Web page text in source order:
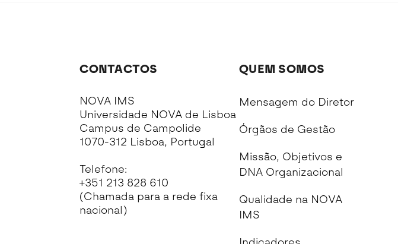
CONTACTOS
NOVA IMS
Universidade NOVA de Lisboa
Campus de Campolide
1070-312 Lisboa, Portugal
Telefone:
+351 213 828 610
(Chamada para a rede fixa
nacional)
QUEM SOMOS
Mensagem do Diretor
Órgãos de Gestão
Missão, Objetivos e
DNA Organizacional
Qualidade na NOVA
IMS